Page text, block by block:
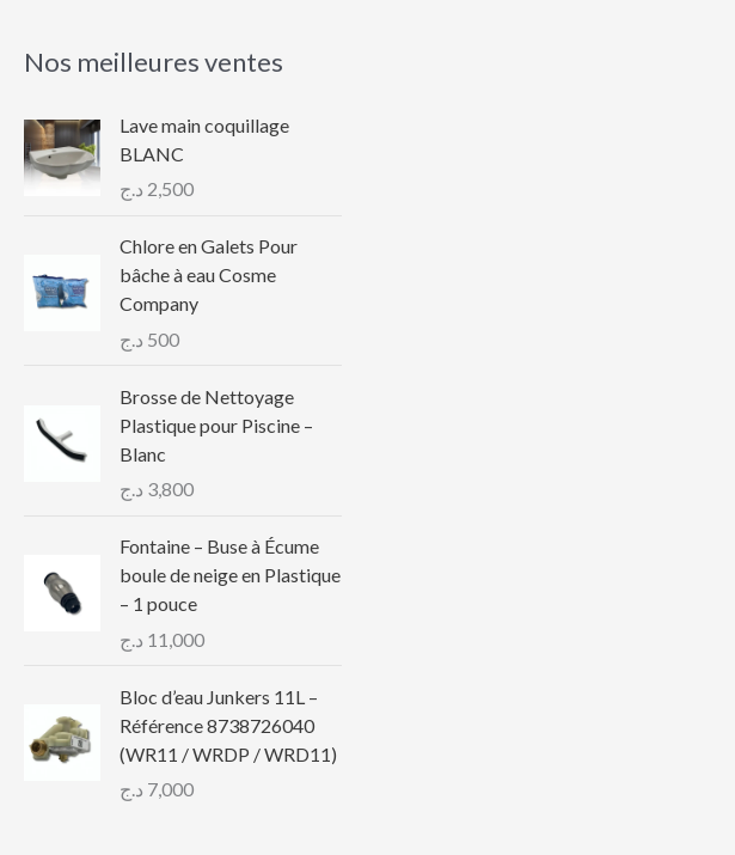
Nos meilleures ventes
Lave main coquillage
BLANC
2,500 د.ج
Chlore en Galets Pour
bâche à eau Cosme
Company
500 د.ج
Brosse de Nettoyage
Plastique pour Piscine –
Blanc
3,800 د.ج
Fontaine – Buse à Écume
boule de neige en Plastique
– 1 pouce
11,000 د.ج
Bloc d’eau Junkers 11L –
Référence 8738726040
(WR11 / WRDP / WRD11)
7,000 د.ج